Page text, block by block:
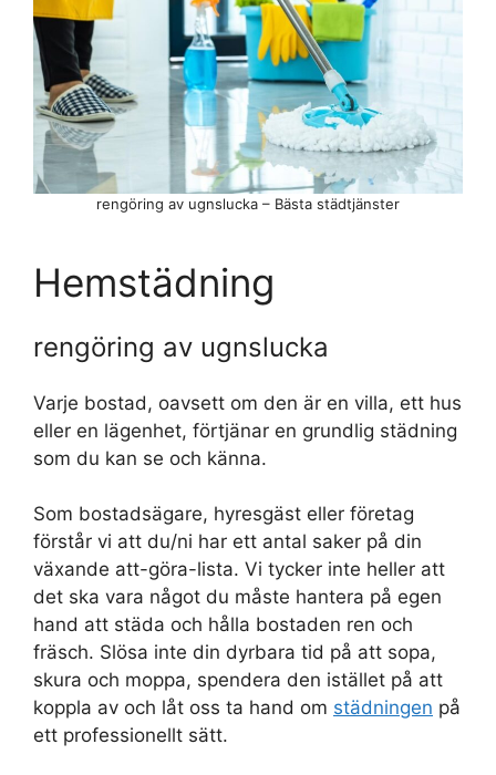
rengöring av ugnslucka – Bästa städtjänster
Hemstädning
rengöring av ugnslucka
Varje bostad, oavsett om den är en villa, ett hus
eller en lägenhet, förtjänar en grundlig städning
som du kan se och känna.
Som bostadsägare, hyresgäst eller företag
förstår vi att du/ni har ett antal saker på din
växande att-göra-lista. Vi tycker inte heller att
det ska vara något du måste hantera på egen
hand att städa och hålla bostaden ren och
fräsch. Slösa inte din dyrbara tid på att sopa,
skura och moppa, spendera den istället på att
koppla av och låt oss ta hand om städningen på
ett professionellt sätt.